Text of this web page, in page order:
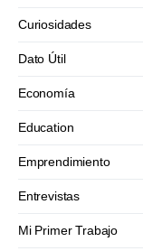
Curiosidades
Dato Útil
Economía
Education
Emprendimiento
Entrevistas
Mi Primer Trabajo